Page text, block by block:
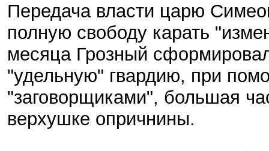
Передача власти царю
полную свободу карать
месяца Грозный
"удельную" гвардию, при
"заговорщиками", большая
верхушке опричнины.